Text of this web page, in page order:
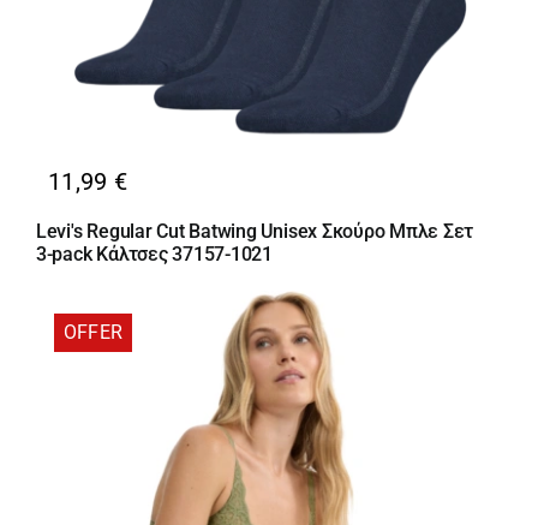
11,99 €
Levi's Regular Cut Batwing Unisex Σκούρο Μπλε Σετ
3-pack Κάλτσες 37157-1021
OFFER